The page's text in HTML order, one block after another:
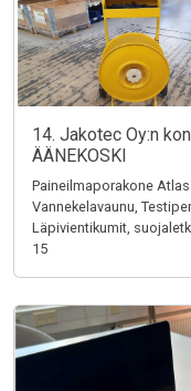
14. Jakotec Oy:n
ÄÄNEKOSKI
Paineilmaporakone
Vannekelavaunu,
Läpivientikumit,
15